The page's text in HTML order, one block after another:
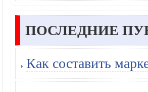
ПОСЛЕДНИЕ
Как составить